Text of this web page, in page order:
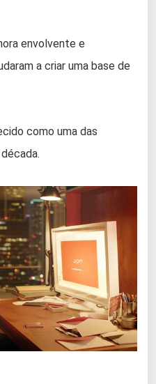
envolvente e
a criar uma base de
como uma das